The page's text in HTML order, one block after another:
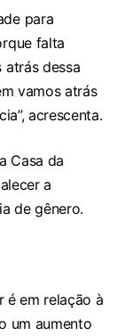
para
falta
atrás dessa
vamos atrás
acrescenta.
Casa da
a
de gênero.
é em relação à
um aumento